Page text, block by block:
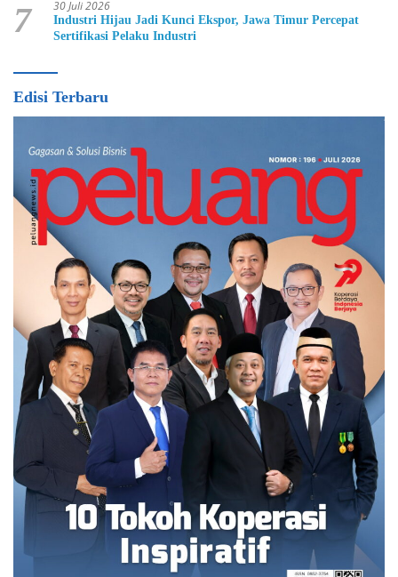
7 30 Juli 2026
Industri Hijau Jadi Kunci Ekspor, Jawa Timur Percepat
Sertifikasi Pelaku Industri
Edisi Terbaru